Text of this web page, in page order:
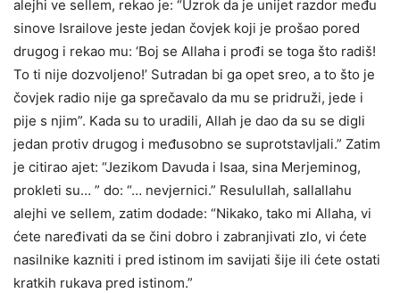
alejhi ve sellem, rekao je: “Uzrok da je unijet razdor među
sinove Israilove jeste jedan čovjek koji je prošao pored
drugog i rekao mu: ‘Boj se Allaha i prođi se toga što radiš!
To ti nije dozvoljeno!’ Sutradan bi ga opet sreo, a to što je
čovjek radio nije ga sprečavalo da mu se pridruži, jede i
pije s njim”. Kada su to uradili, Allah je dao da su se digli
jedan protiv drugog i međusobno se suprotstavljali.” Zatim
je citirao ajet: “Jezikom Davuda i Isaa, sina Merjeminog,
prokleti su… ” do: “… nevjernici.” Resulullah, sallallahu
alejhi ve sellem, zatim dodade: “Nikako, tako mi Allaha, vi
ćete naređivati da se čini dobro i zabranjivati zlo, vi ćete
nasilnike kazniti i pred istinom im savijati šije ili ćete ostati
kratkih rukava pred istinom.”